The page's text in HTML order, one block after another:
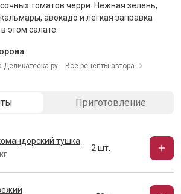
томатов черри. Нежная зелень,
авокадо и легкая заправка
этом салате.
Деликатеска.ру Все рецепты автора
Приготовление
тушка
2 шт.